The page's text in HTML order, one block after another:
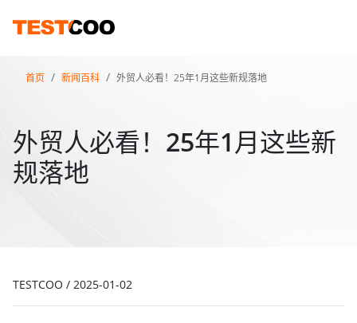
首页 新闻百科 外贸人必看！25年1月这些新规落地
外贸人必看！25年1月这些新
规落地
TESTCOO / 2025-01-02